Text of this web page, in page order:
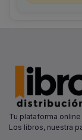
Tu plataforma
Los libros, nuestra